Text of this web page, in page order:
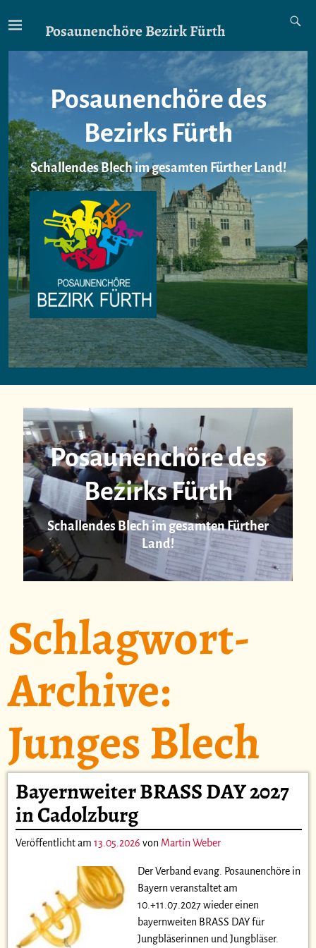
Posaunenchöre Bezirk Fürth
Posaunenchöre des
Bezirks Fürth
Schallendes Blech im gesamten Fürther Land!
Posaunenchöre des
Bezirks Fürth
Schallendes Blech im gesamten Fürther
Land!
Schlagwort-
Archive:
Junges Blech
Bayernweiter BRASS DAY 2027
in Cadolzburg
Veröffentlicht am 13.05.2026 von Martin Weber
Der Verband evang. Posaunenchöre in
Bayern veranstaltet am
10.+11.07.2027 wieder einen
bayernweiten BRASS DAY für
Jungbläserinnen und Jungbläser.